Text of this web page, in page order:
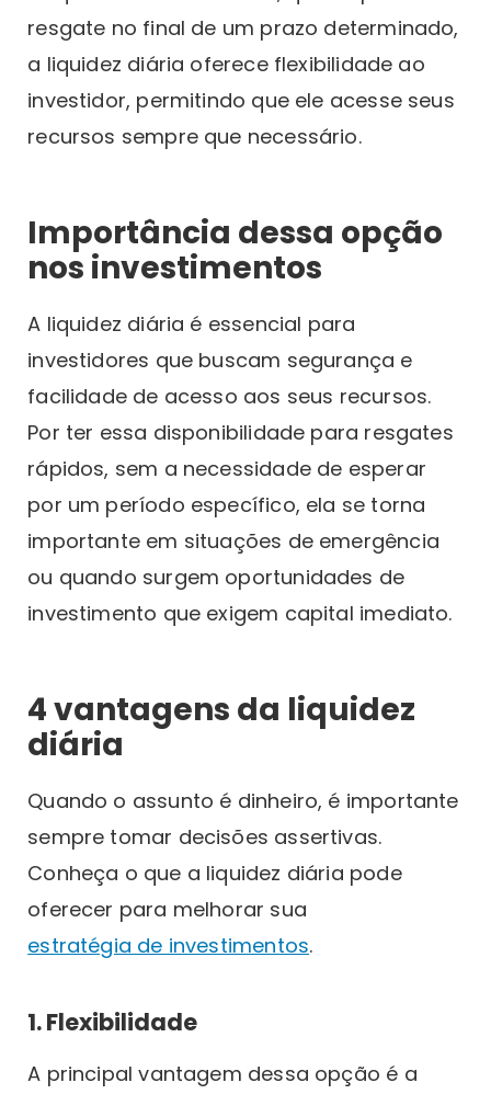
resgate no final de um prazo determinado,
a liquidez diária oferece flexibilidade ao
investidor, permitindo que ele acesse seus
recursos sempre que necessário.
Importância dessa opção
nos investimentos
A liquidez diária é essencial para
investidores que buscam segurança e
facilidade de acesso aos seus recursos.
Por ter essa disponibilidade para resgates
rápidos, sem a necessidade de esperar
por um período específico, ela se torna
importante em situações de emergência
ou quando surgem oportunidades de
investimento que exigem capital imediato.
4 vantagens da liquidez
diária
Quando o assunto é dinheiro, é importante
sempre tomar decisões assertivas.
Conheça o que a liquidez diária pode
oferecer para melhorar sua
estratégia de investimentos.
1. Flexibilidade
A principal vantagem dessa opção é a